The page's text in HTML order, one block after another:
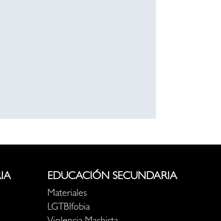
EDUCACIÓN SECUNDARIA
Materiales
LGTBIfobia